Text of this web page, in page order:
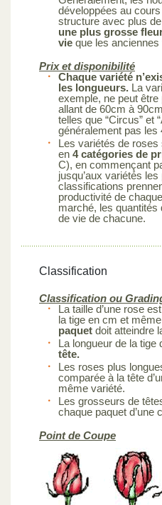
développées au
structure avec plus
une plus grosse
vie que les anciennes
Prix et disponibilité
Chaque variété
les longueurs. La
exemple, ne peut
allant de 60cm à
telles que “Circus” et
généralement pas les
Les variétés de
en 4 catégories de
C), en commençant
jusqu’aux variétés
classifications
productivité de
marché, les quantités
de vie de chacune.
Classification
Classification ou
La taille d’une rose
la tige en cm et
paquet doit atteindre
La longueur de la tige
tête.
Les roses plus
comparée à la tête
même variété.
Les grosseurs de
chaque paquet d’une
Point de Coupe